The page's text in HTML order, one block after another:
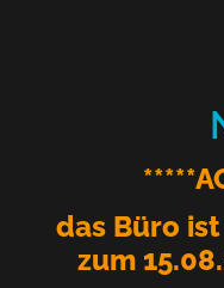
das Büro
zum